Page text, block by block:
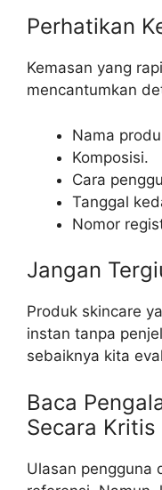
Perhatikan
Kemasan yang
mencantumkan
Nama
Komposisi.
Cara
Tanggal
Nomor
Jangan
Produk skincare
instan tanpa
sebaiknya kita
Baca
Secara Kritis
Ulasan pengguna